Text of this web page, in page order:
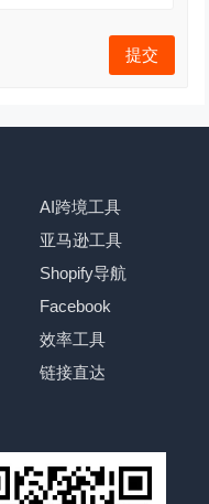
AI跨境工具
亚马逊工具
Shopify导航
Facebook
效率工具
链接直达